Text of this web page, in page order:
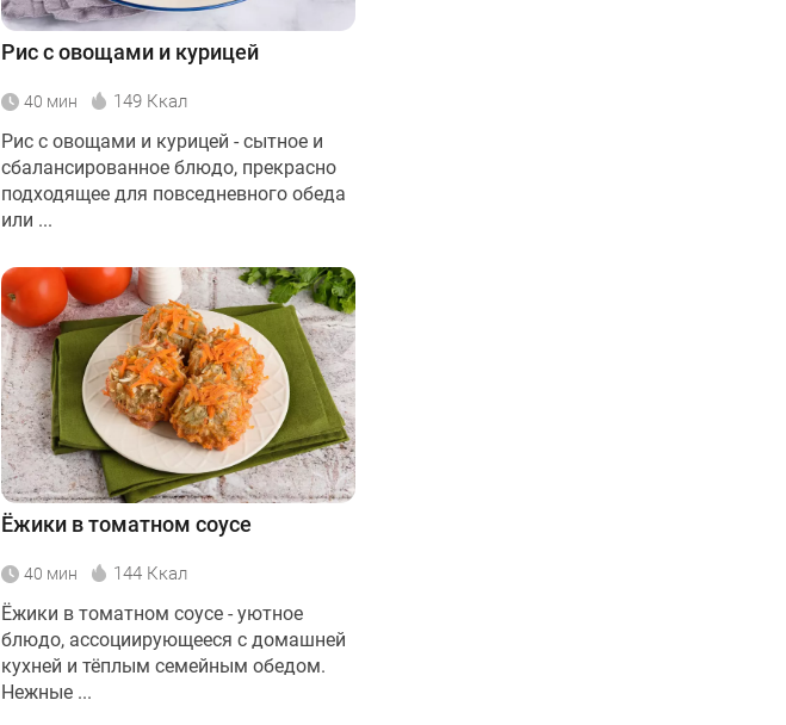
Рис с овощами и курицей
40 мин 149 Ккал
Рис с овощами и курицей - сытное и
сбалансированное блюдо, прекрасно
подходящее для повседневного обеда
или ...
Ёжики в томатном соусе
40 мин 144 Ккал
Ёжики в томатном соусе - уютное
блюдо, ассоциирующееся с домашней
кухней и тёплым семейным обедом.
Нежные ...